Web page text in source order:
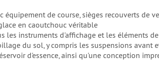
de course, sièges recouverts de
en caoutchouc véritable
les instruments d'affichage et les éléments
du sol, y compris les suspensions avant
d'essence, ainsi qu'une conception